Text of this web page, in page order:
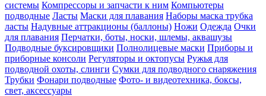
системы Компрессоры и запчасти к ним Компьютеры
подводные Ласты Маски для плавания Наборы маска трубка
ласты Надувные аттракционы (баллоны) Ножи Одежда Очки
для плавания Перчатки, боты, носки, шлемы, аквашузы
Подводные буксировщики Полнолицевые маски Приборы и
приборные консоли Регуляторы и октопусы Ружья для
подводной охоты, слинги Сумки для подводного снаряжения
Трубки Фонари подводные Фото- и видеотехника, боксы,
свет, аксессуары